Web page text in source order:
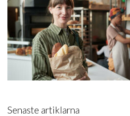
Senaste artiklarna